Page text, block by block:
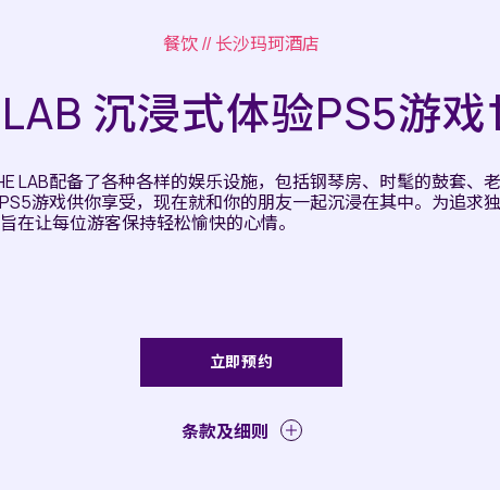
餐饮// 长沙玛珂酒店
沉浸式体验PS5游
LAB配备了各种各样的娱乐设施，包括钢琴房、时髦的鼓套、
游戏供你享受，现在就和你的朋友一起沉浸在其中。为追求
在让每位游客保持轻松愉快的心情。
立即预约
条款及细则